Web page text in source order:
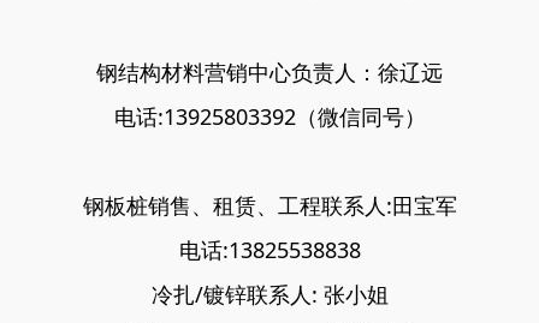
钢结构材料营销中心负责人：徐辽远
电话:13925803392（微信同号）
钢板桩销售、租赁、工程联系人:田宝军
电话:13825538838
冷扎/镀锌联系人: 张小姐